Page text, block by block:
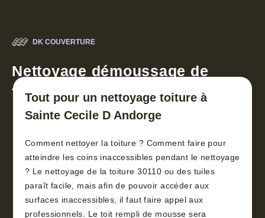
DK COUVERTURE
Nettoyage démoussage de
toiture 30
Tout pour un nettoyage toiture à
Sainte Cecile D Andorge
Comment nettoyer la toiture ? Comment faire pour
atteindre les coins inaccessibles pendant le nettoyage
? Le nettoyage de la toiture 30110 ou des tuiles
paraît facile, mais afin de pouvoir accéder aux
surfaces inaccessibles, il faut faire appel aux
professionnels. Le toit rempli de mousse sera